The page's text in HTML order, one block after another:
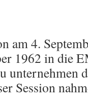
am 4.
1962 in die
unternehmen
Session